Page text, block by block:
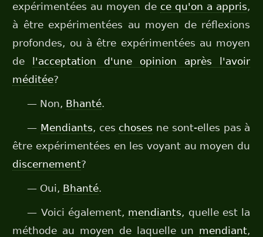
expérimentées au moyen de ce qu'on a appris,
à être expérimentées au moyen de réflexions
profondes, ou à être expérimentées au moyen
de
l'acceptation d'une opinion après l'avoir
méditée?
— Non, Bhanté.
— Mendiants, ces choses ne sont-elles pas à
être expérimentées en les voyant au moyen du
discernement?
— Oui, Bhanté.
— Voici également, mendiants, quelle est la
méthode au moyen de laquelle un mendiant,